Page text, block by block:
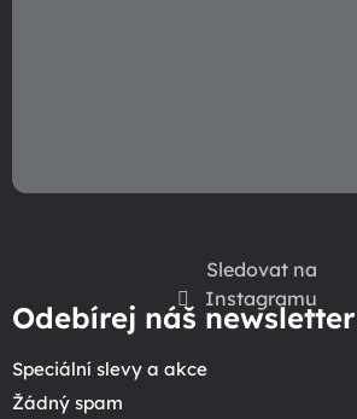
Sledovat na
Instagramu
Odebírej náš newsletter
Speciální slevy a akce
Žádný spam